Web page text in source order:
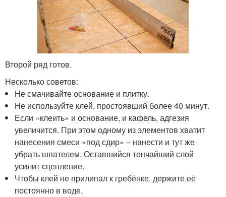
Второй ряд готов.
Несколько советов:
Не смачивайте основание и плитку.
Не используйте клей, простоявший более 40 минут.
Если «клеить» и основание, и кафель, адгезия
увеличится. При этом одному из элементов хватит
нанесения смеси «под сдир» – нанести и тут же
убрать шпателем. Оставшийся тончайший слой
усилит сцепление.
Чтобы клей не прилипал к гребёнке, держите её
постоянно в воде.